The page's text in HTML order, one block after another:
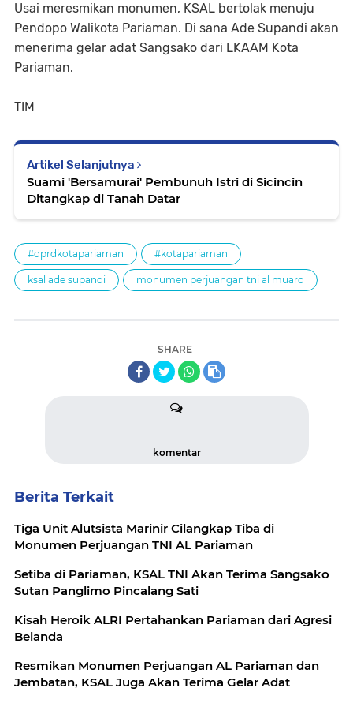
Usai meresmikan monumen, KSAL bertolak menuju
Pendopo Walikota Pariaman. Di sana Ade Supandi akan
menerima gelar adat Sangsako dari LKAAM Kota
Pariaman.
TIM
Artikel Selanjutnya
Suami 'Bersamurai' Pembunuh Istri di Sicincin
Ditangkap di Tanah Datar
#dprdkotapariaman #kotapariaman
ksal ade supandi monumen perjuangan tni al muaro
SHARE
komentar
Berita Terkait
Tiga Unit Alutsista Marinir Cilangkap Tiba di
Monumen Perjuangan TNI AL Pariaman
Setiba di Pariaman, KSAL TNI Akan Terima Sangsako
Sutan Panglimo Pincalang Sati
Kisah Heroik ALRI Pertahankan Pariaman dari Agresi
Belanda
Resmikan Monumen Perjuangan AL Pariaman dan
Jembatan, KSAL Juga Akan Terima Gelar Adat